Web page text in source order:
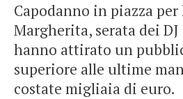
Capodanno in piazza
Margherita, serata dei
hanno attirato un
superiore alle ultime
costate migliaia di euro.